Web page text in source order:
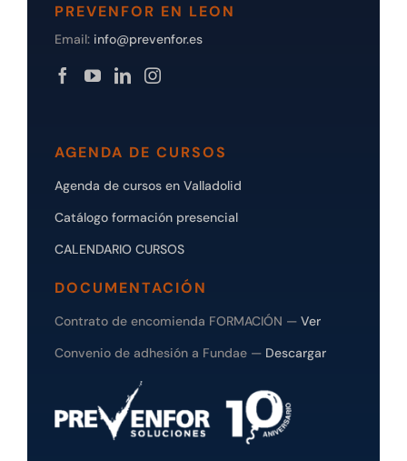
PREVENFOR EN LEON
Email: info@prevenfor.es
AGENDA DE CURSOS
Agenda de cursos en Valladolid
Catálogo formación presencial
CALENDARIO CURSOS
DOCUMENTACIÓN
Contrato de encomienda FORMACIÓN — Ver
Convenio de adhesión a Fundae — Descargar